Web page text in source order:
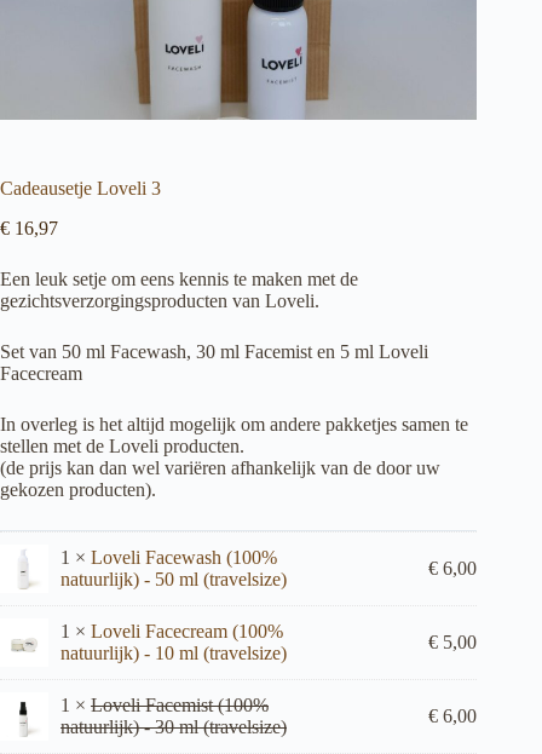
Cadeausetje Loveli 3
€ 16,97
Een leuk setje om eens kennis te maken met de
gezichtsverzorgingsproducten van Loveli.
Set van 50 ml Facewash, 30 ml Facemist en 5 ml Loveli
Facecream
In overleg is het altijd mogelijk om andere pakketjes samen te
stellen met de Loveli producten.
(de prijs kan dan wel variëren afhankelijk van de door uw
gekozen producten).
1 × Loveli Facewash (100%
natuurlijk) - 50 ml (travelsize)
€ 6,00
1 × Loveli Facecream (100%
natuurlijk) - 10 ml (travelsize)
€ 5,00
1 × Loveli Facemist (100%
natuurlijk) - 30 ml (travelsize)
€ 6,00